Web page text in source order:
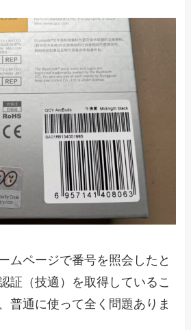
ムページで番号を照会したと
証（技適）を取得しているこ
普通に使って全く問題ありま